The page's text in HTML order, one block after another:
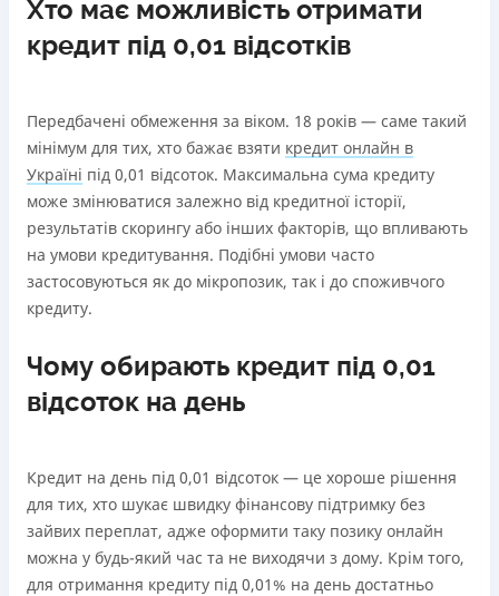
Хто має можливість отримати
кредит під 0,01 відсотків
Передбачені обмеження за віком. 18 років — саме такий
мінімум для тих, хто бажає взяти кредит онлайн в
Україні під 0,01 відсоток. Максимальна сума кредиту
може змінюватися залежно від кредитної історії,
результатів скорингу або інших факторів, що впливають
на умови кредитування. Подібні умови часто
застосовуються як до мікропозик, так і до споживчого
кредиту.
Чому обирають кредит під 0,01
відсоток на день
Кредит на день під 0,01 відсоток — це хороше рішення
для тих, хто шукає швидку фінансову підтримку без
зайвих переплат, адже оформити таку позику онлайн
можна у будь-який час та не виходячи з дому. Крім того,
для отримання кредиту під 0,01% на день достатньо